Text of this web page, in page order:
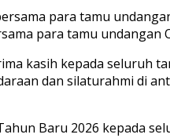
para tamu undangan
kasih kepada seluruh
dan silaturahmi di
Baru 2026 kepada